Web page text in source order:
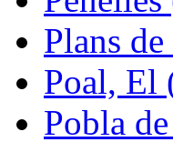
Plans
Poal, El
Pobla